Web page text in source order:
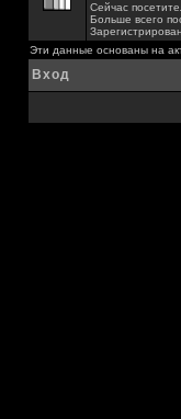
Сейчас
Больше всего
Эти данные основаны на
Вход